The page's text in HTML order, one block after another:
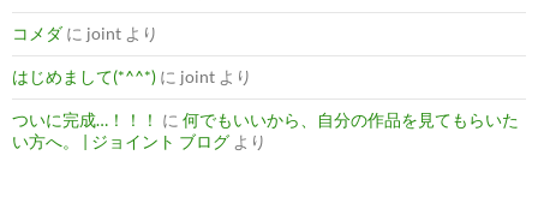
コメダ に joint より
はじめまして(*^^*) に joint より
ついに完成…！！！ に 何でもいいから、自分の作品を見てもらいた
い方へ。 | ジョイント ブログ より